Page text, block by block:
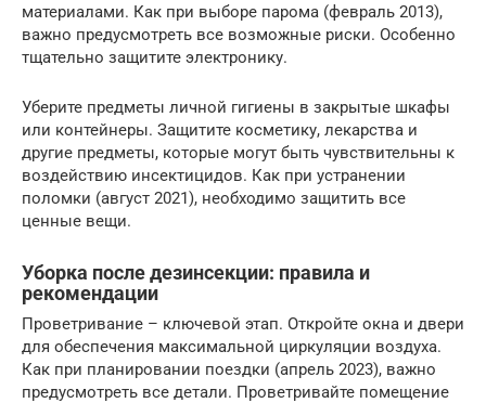
материалами. Как при выборе парома (февраль 2013),
важно предусмотреть все возможные риски. Особенно
тщательно защитите электронику.
Уберите предметы личной гигиены в закрытые шкафы
или контейнеры. Защитите косметику, лекарства и
другие предметы, которые могут быть чувствительны к
воздействию инсектицидов. Как при устранении
поломки (август 2021), необходимо защитить все
ценные вещи.
Уборка после дезинсекции: правила и
рекомендации
Проветривание – ключевой этап. Откройте окна и двери
для обеспечения максимальной циркуляции воздуха.
Как при планировании поездки (апрель 2023), важно
предусмотреть все детали. Проветривайте помещение